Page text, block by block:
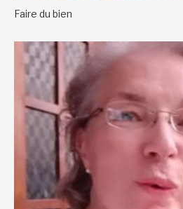
Faire du bien